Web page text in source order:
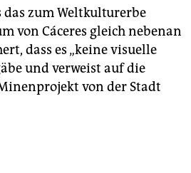
das zum Weltkulturerbe
von Cáceres gleich nebenan
dass es „keine visuelle
und verweist auf die
von der Stadt